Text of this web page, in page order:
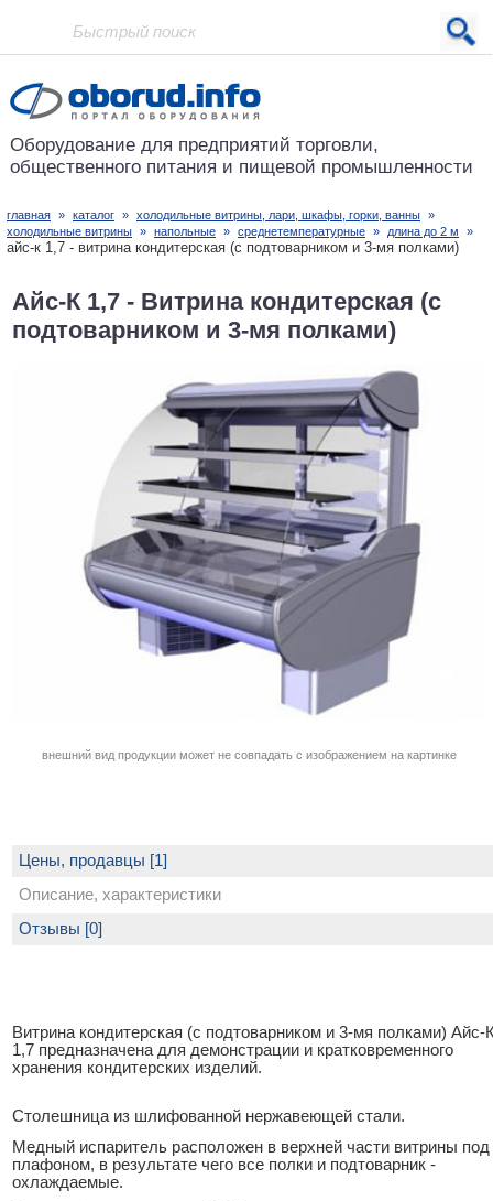
Проект основан в 2001 году
Оборудование для предприятий торговли,
общественного питания и пищевой промышленности
главная » каталог » холодильные витрины, лари, шкафы, горки, ванны »
холодильные витрины » напольные » среднетемпературные » длина до 2 м »
айс-к 1,7 - витрина кондитерская (с подтоварником и 3-мя полками)
Айс-К 1,7 - Витрина кондитерская (с
подтоварником и 3-мя полками)
внешний вид продукции может не совпадать с изображением на картинке
Цены, продавцы [1]
Описание, характеристики
Витрина кондитерская (с подтоварником и 3-мя полками) Айс-
1,7 предназначена для демонстрации и кратковременного
хранения кондитерских изделий.
Столешница из шлифованной нержавеющей стали.
Медный испаритель расположен в верхней части витрины под
плафоном, в результате чего все полки и подтоварник -
охлаждаемые.
Отзывы [0]